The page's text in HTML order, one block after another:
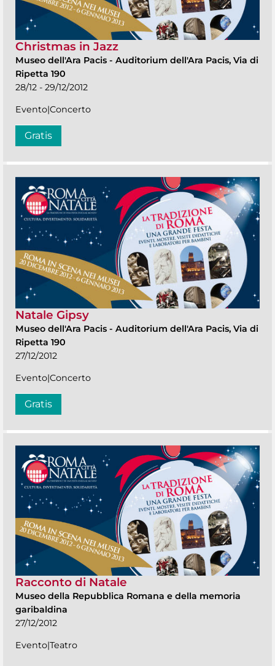
Christmas in Jazz
Museo dell'Ara Pacis - Auditorium dell'Ara Pacis, Via di
Ripetta 190
28/12 - 29/12/2012
Evento|Concerto
Gratis
Natale Gipsy
Museo dell'Ara Pacis - Auditorium dell'Ara Pacis, Via di
Ripetta 190
27/12/2012
Evento|Concerto
Gratis
Racconto di Natale
Museo della Repubblica Romana e della memoria
garibaldina
27/12/2012
Evento|Teatro